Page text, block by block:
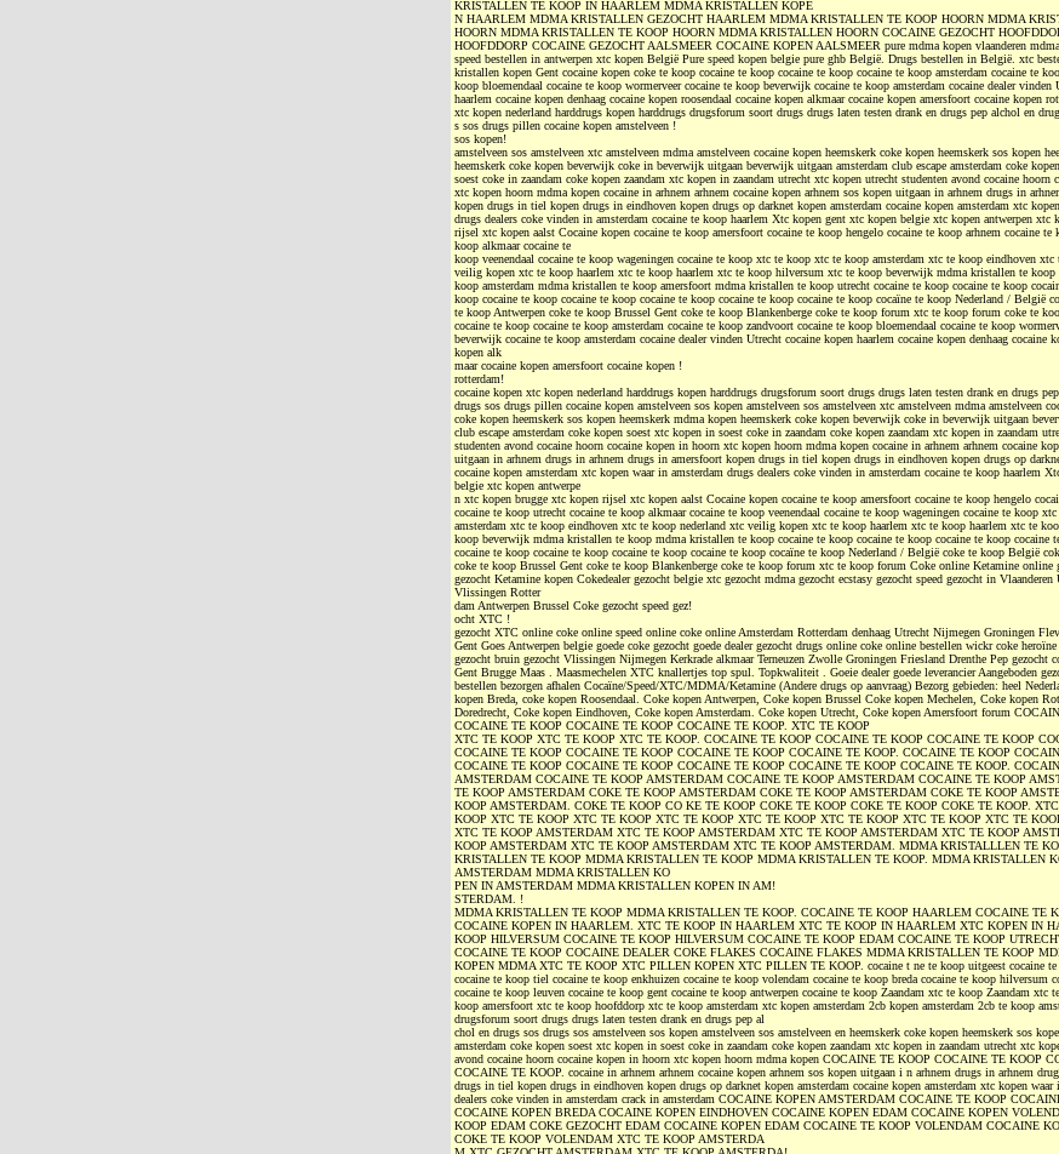
KRISTALLEN TE KOOP IN HAARLEM MDMA KRISTALLEN KOPE
N HAARLEM MDMA KRISTALLEN GEZOCHT HAARLEM MDMA KRISTALLEN TE KOOP HOORN MDMA
HOORN MDMA KRISTALLEN TE KOOP HOORN MDMA KRISTALLEN HOORN COCAINE GEZOCHT
HOOFDDORP COCAINE GEZOCHT AALSMEER COCAINE KOPEN AALSMEER pure mdma kopen vlaanderen mdma
speed bestellen in antwerpen xtc kopen België Pure speed kopen belgie pure ghb België. Drugs bestellen in België. xtc
kristallen kopen Gent cocaine kopen coke te koop cocaine te koop cocaine te koop cocaine te koop amsterdam cocaine te
koop bloemendaal cocaine te koop wormerveer cocaine te koop beverwijk cocaine te koop amsterdam cocaine dealer vinden
haarlem cocaine kopen denhaag cocaine kopen roosendaal cocaine kopen alkmaar cocaine kopen amersfoort cocaine kopen
xtc kopen nederland harddrugs kopen harddrugs drugsforum soort drugs drugs laten testen drank en drugs pep alchol en
s sos drugs pillen cocaine kopen amstelveen !
sos kopen!
amstelveen sos amstelveen xtc amstelveen mdma amstelveen cocaine kopen heemskerk coke kopen heemskerk sos kopen
heemskerk coke kopen beverwijk coke in beverwijk uitgaan beverwijk uitgaan amsterdam club escape amsterdam coke
soest coke in zaandam coke kopen zaandam xtc kopen in zaandam utrecht xtc kopen utrecht studenten avond cocaine hoorn
xtc kopen hoorn mdma kopen cocaine in arhnem arhnem cocaine kopen arhnem sos kopen uitgaan in arhnem drugs in
kopen drugs in tiel kopen drugs in eindhoven kopen drugs op darknet kopen amsterdam cocaine kopen amsterdam xtc
drugs dealers coke vinden in amsterdam cocaine te koop haarlem Xtc kopen gent xtc kopen belgie xtc kopen antwerpen xtc
rijsel xtc kopen aalst Cocaine kopen cocaine te koop amersfoort cocaine te koop hengelo cocaine te koop arhnem cocaine te
koop alkmaar cocaine te
koop veenendaal cocaine te koop wageningen cocaine te koop xtc te koop xtc te koop amsterdam xtc te koop eindhoven xtc
veilig kopen xtc te koop haarlem xtc te koop haarlem xtc te koop hilversum xtc te koop beverwijk mdma kristallen te
koop amsterdam mdma kristallen te koop amersfoort mdma kristallen te koop utrecht cocaine te koop cocaine te koop
koop cocaine te koop cocaine te koop cocaine te koop cocaine te koop cocaine te koop cocaïne te koop Nederland / België
te koop Antwerpen coke te koop Brussel Gent coke te koop Blankenberge coke te koop forum xtc te koop forum coke te
cocaine te koop cocaine te koop amsterdam cocaine te koop zandvoort cocaine te koop bloemendaal cocaine te koop
beverwijk cocaine te koop amsterdam cocaine dealer vinden Utrecht cocaine kopen haarlem cocaine kopen denhaag cocaine
kopen alk
maar cocaine kopen amersfoort cocaine kopen !
rotterdam!
cocaine kopen xtc kopen nederland harddrugs kopen harddrugs drugsforum soort drugs drugs laten testen drank en drugs
drugs sos drugs pillen cocaine kopen amstelveen sos kopen amstelveen sos amstelveen xtc amstelveen mdma amstelveen
coke kopen heemskerk sos kopen heemskerk mdma kopen heemskerk coke kopen beverwijk coke in beverwijk uitgaan
club escape amsterdam coke kopen soest xtc kopen in soest coke in zaandam coke kopen zaandam xtc kopen in zaandam
studenten avond cocaine hoorn cocaine kopen in hoorn xtc kopen hoorn mdma kopen cocaine in arhnem arhnem cocaine
uitgaan in arhnem drugs in arhnem drugs in amersfoort kopen drugs in tiel kopen drugs in eindhoven kopen drugs op
cocaine kopen amsterdam xtc kopen waar in amsterdam drugs dealers coke vinden in amsterdam cocaine te koop haarlem
belgie xtc kopen antwerpe
n xtc kopen brugge xtc kopen rijsel xtc kopen aalst Cocaine kopen cocaine te koop amersfoort cocaine te koop hengelo
cocaine te koop utrecht cocaine te koop alkmaar cocaine te koop veenendaal cocaine te koop wageningen cocaine te koop
amsterdam xtc te koop eindhoven xtc te koop nederland xtc veilig kopen xtc te koop haarlem xtc te koop haarlem xtc te
koop beverwijk mdma kristallen te koop mdma kristallen te koop cocaine te koop cocaine te koop cocaine te koop cocaine
cocaine te koop cocaine te koop cocaine te koop cocaine te koop cocaïne te koop Nederland / België coke te koop België
coke te koop Brussel Gent coke te koop Blankenberge coke te koop forum xtc te koop forum Coke online Ketamine online
gezocht Ketamine kopen Cokedealer gezocht belgie xtc gezocht mdma gezocht ecstasy gezocht speed gezocht in Vlaanderen
Vlissingen Rotter
dam Antwerpen Brussel Coke gezocht speed gez!
ocht XTC !
gezocht XTC online coke online speed online coke online Amsterdam Rotterdam denhaag Utrecht Nijmegen Groningen
Gent Goes Antwerpen belgie goede coke gezocht goede dealer gezocht drugs online coke online bestellen wickr coke
gezocht bruin gezocht Vlissingen Nijmegen Kerkrade alkmaar Terneuzen Zwolle Groningen Friesland Drenthe Pep gezocht
Gent Brugge Maas . Maasmechelen XTC knallertjes top spul. Topkwaliteit . Goeie dealer goede leverancier Aangeboden
bestellen bezorgen afhalen Cocaïne/Speed/XTC/MDMA/Ketamine (Andere drugs op aanvraag) Bezorg gebieden: heel
kopen Breda, coke kopen Roosendaal. Coke kopen Antwerpen, Coke kopen Brussel Coke kopen Mechelen, Coke kopen
Doredrecht, Coke kopen Eindhoven, Coke kopen Amsterdam. Coke kopen Utrecht, Coke kopen Amersfoort forum
COCAINE TE KOOP COCAINE TE KOOP COCAINE TE KOOP. XTC TE KOOP
XTC TE KOOP XTC TE KOOP XTC TE KOOP. COCAINE TE KOOP COCAINE TE KOOP COCAINE TE KOOP
COCAINE TE KOOP COCAINE TE KOOP COCAINE TE KOOP COCAINE TE KOOP. COCAINE TE KOOP
COCAINE TE KOOP COCAINE TE KOOP COCAINE TE KOOP COCAINE TE KOOP COCAINE TE KOOP.
AMSTERDAM COCAINE TE KOOP AMSTERDAM COCAINE TE KOOP AMSTERDAM COCAINE TE KOOP
TE KOOP AMSTERDAM COKE TE KOOP AMSTERDAM COKE TE KOOP AMSTERDAM COKE TE KOOP
KOOP AMSTERDAM. COKE TE KOOP CO KE TE KOOP COKE TE KOOP COKE TE KOOP COKE TE KOOP.
KOOP XTC TE KOOP XTC TE KOOP XTC TE KOOP XTC TE KOOP XTC TE KOOP XTC TE KOOP XTC TE
XTC TE KOOP AMSTERDAM XTC TE KOOP AMSTERDAM XTC TE KOOP AMSTERDAM XTC TE KOOP
KOOP AMSTERDAM XTC TE KOOP AMSTERDAM XTC TE KOOP AMSTERDAM. MDMA KRISTALLLEN TE
KRISTALLEN TE KOOP MDMA KRISTALLEN TE KOOP MDMA KRISTALLEN TE KOOP. MDMA KRISTALLEN
AMSTERDAM MDMA KRISTALLEN KO
PEN IN AMSTERDAM MDMA KRISTALLEN KOPEN IN AM!
STERDAM. !
MDMA KRISTALLEN TE KOOP MDMA KRISTALLEN TE KOOP. COCAINE TE KOOP HAARLEM COCAINE TE
COCAINE KOPEN IN HAARLEM. XTC TE KOOP IN HAARLEM XTC TE KOOP IN HAARLEM XTC KOPEN IN
KOOP HILVERSUM COCAINE TE KOOP HILVERSUM COCAINE TE KOOP EDAM COCAINE TE KOOP
COCAINE TE KOOP COCAINE DEALER COKE FLAKES COCAINE FLAKES MDMA KRISTALLEN TE KOOP
KOPEN MDMA XTC TE KOOP XTC PILLEN KOPEN XTC PILLEN TE KOOP. cocaine t ne te koop uitgeest cocaine te
cocaine te koop tiel cocaine te koop enkhuizen cocaine te koop volendam cocaine te koop breda cocaine te koop hilversum
cocaine te koop leuven cocaine te koop gent cocaine te koop antwerpen cocaine te koop Zaandam xtc te koop Zaandam xtc
koop amersfoort xtc te koop hoofddorp xtc te koop amsterdam xtc kopen amsterdam 2cb kopen amsterdam 2cb te koop
drugsforum soort drugs drugs laten testen drank en drugs pep al
chol en drugs sos drugs sos amstelveen sos kopen amstelveen sos amstelveen en heemskerk coke kopen heemskerk sos
amsterdam coke kopen soest xtc kopen in soest coke in zaandam coke kopen zaandam xtc kopen in zaandam utrecht xtc
avond cocaine hoorn cocaine kopen in hoorn xtc kopen hoorn mdma kopen COCAINE TE KOOP COCAINE TE KOOP
COCAINE TE KOOP. cocaine in arhnem arhnem cocaine kopen arhnem sos kopen uitgaan i n arhnem drugs in arhnem
drugs in tiel kopen drugs in eindhoven kopen drugs op darknet kopen amsterdam cocaine kopen amsterdam xtc kopen waar
dealers coke vinden in amsterdam crack in amsterdam COCAINE KOPEN AMSTERDAM COCAINE TE KOOP
COCAINE KOPEN BREDA COCAINE KOPEN EINDHOVEN COCAINE KOPEN EDAM COCAINE KOPEN
KOOP EDAM COKE GEZOCHT EDAM COCAINE KOPEN EDAM COCAINE TE KOOP VOLENDAM COCAINE
COKE TE KOOP VOLENDAM XTC TE KOOP AMSTERDA